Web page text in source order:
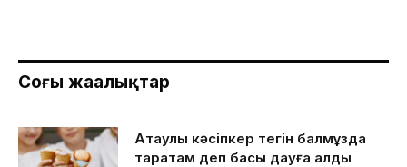
Соңғы жаңалықтар
Ақтаулық кәсіпкер тегін балмұздақ
таратам деп басы дауға қалды